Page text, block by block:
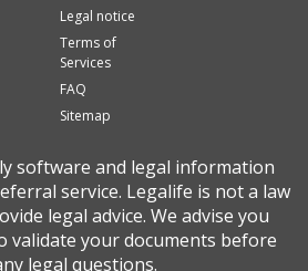
Legal notice
Terms of
Services
FAQ
Sitemap
software and legal information
service. Legalife is not a law
legal advice. We advise you
validate your documents before
legal questions.